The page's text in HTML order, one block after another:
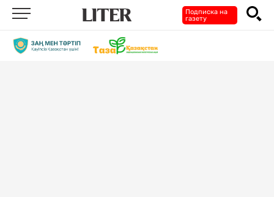
Подписка на
газету